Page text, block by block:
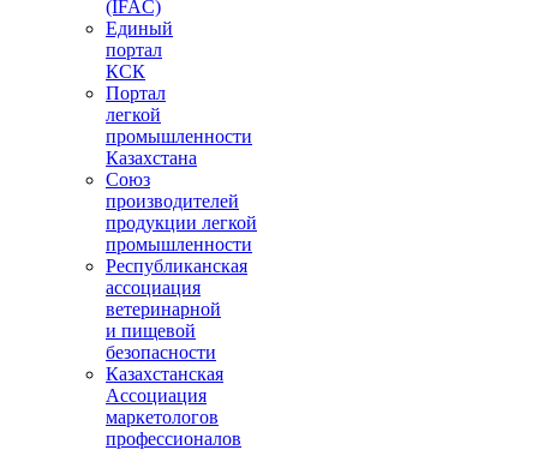
(IFAC)
Единый
портал
КСК
Портал
легкой
промышленности
Казахстана
Союз
производителей
продукции легкой
промышленности
Республиканская
ассоциация
ветеринарной
и пищевой
безопасности
Казахстанская
Ассоциация
маркетологов
профессионалов